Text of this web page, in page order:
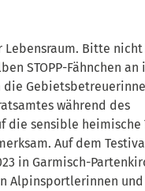
Lebensraum. Bitte
STOPP-Fähnchen an
die
während des
die sensible heimische
Auf dem
in Garmisch-
Alpinsportlerinnen und